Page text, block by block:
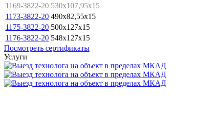
1169-3822-20 530x107,95x15
1173-3822-20 490x82,55x15
1175-3822-20 500x127x15
1176-3822-20 548x127x15
Посмотреть сертификаты
Услуги